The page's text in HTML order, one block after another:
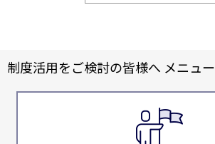
制度活用をご検討の皆様へ メニュー